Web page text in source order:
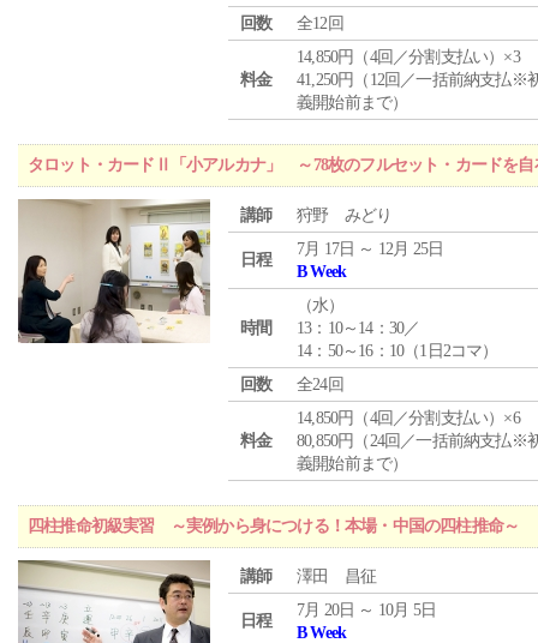
回数
全12回
料金
14,850円（4回／分割支払い）×3
41,250円（12回／一括前納支払※
義開始前まで）
タロット・カードⅡ「小アルカナ」 ～78枚のフルセット・カードを自
講師 狩野 みどり
日程
7月 17日 ～ 12月 25日
B Week
時間
（水）
13：10～14：30／
14：50～16：10（1日2コマ）
回数
全24回
料金
14,850円（4回／分割支払い）×6
80,850円（24回／一括前納支払※
義開始前まで）
四柱推命初級実習 ～実例から身につける！本場・中国の四柱推命～
講師 澤田 昌征
日程
7月 20日 ～ 10月 5日
B Week